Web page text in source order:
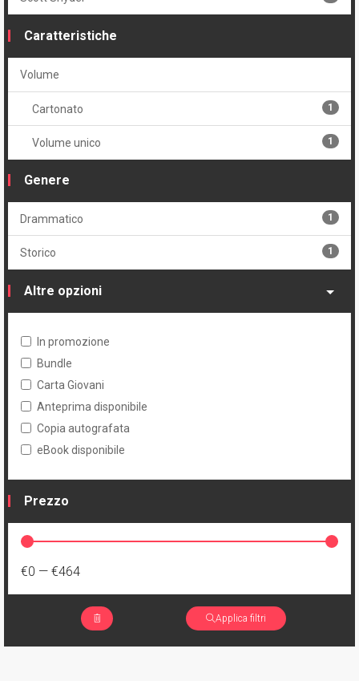
Caratteristiche
Volume
Cartonato 1
Volume unico 1
Genere
Drammatico 1
Storico 1
Altre opzioni
In promozione
Bundle
Carta Giovani
Anteprima disponibile
Copia autografata
eBook disponibile
Prezzo
€0 — €464
Applica filtri